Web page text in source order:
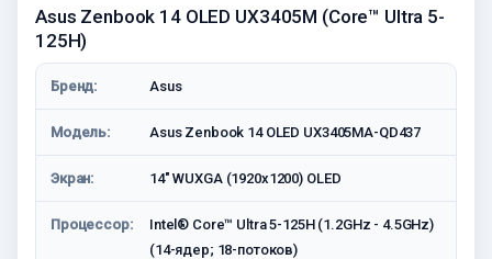
Asus Zenbook 14 OLED UX3405M (Core™ Ultra 5-
125H)
Бренд: Asus
Модель: Asus Zenbook 14 OLED UX3405MA-QD437
Экран: 14" WUXGA (1920x1200) OLED
Процессор:
Intel® Core™ Ultra 5-125H (1.2GHz - 4.5GHz)
(14-ядер; 18-потоков)